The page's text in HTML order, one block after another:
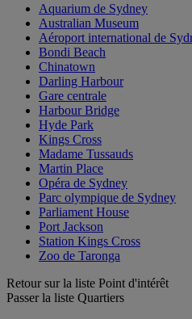
Aquarium de Sydney
Australian Museum
Aéroport international de
Bondi Beach
Chinatown
Darling Harbour
Gare centrale
Harbour Bridge
Hyde Park
Kings Cross
Madame Tussauds
Martin Place
Opéra de Sydney
Parc olympique de Sydney
Parliament House
Port Jackson
Station Kings Cross
Zoo de Taronga
Retour sur la liste Point d'intérêt
Passer la liste Quartiers